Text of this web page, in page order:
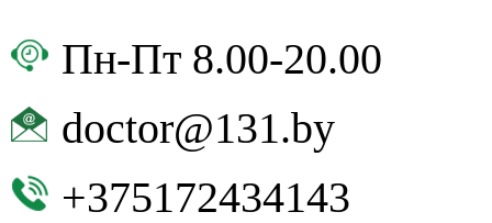
Пн-Пт 8.00-20.00
doctor@131.by
+375172434143